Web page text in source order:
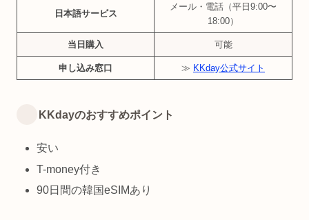
日本語サービス
メール・電話（平日9:00〜
18:00）
当日購入 可能
申し込み窓口 ≫ KKday公式サイト
KKdayのおすすめポイント
安い
T-money付き
90日間の韓国eSIMあり